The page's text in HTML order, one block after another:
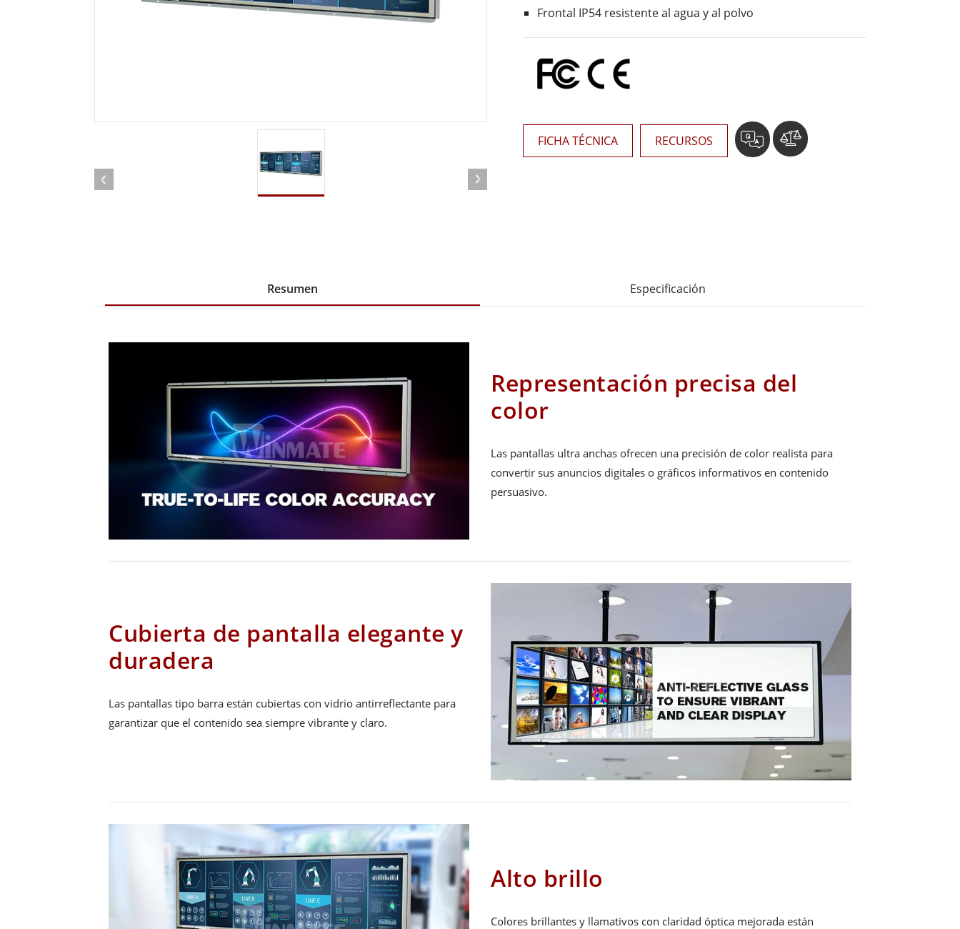
Ordenador montado en vehículo con
Panel PC de grado ATEX
Tecnología de IA
Movilidad con Edge AI
Frontal IP54 resistente al agua y al polvo
FICHA TÉCNICA RECURSOS
Resumen Especificación
Representación precisa del
color
Las pantallas ultra anchas ofrecen una precisión de color realista para
convertir sus anuncios digitales o gráficos informativos en contenido
persuasivo.
Cubierta de pantalla elegante y
duradera
Las pantallas tipo barra están cubiertas con vidrio antirreflectante para
garantizar que el contenido sea siempre vibrante y claro.
Alto brillo
Colores brillantes y llamativos con claridad óptica mejorada están